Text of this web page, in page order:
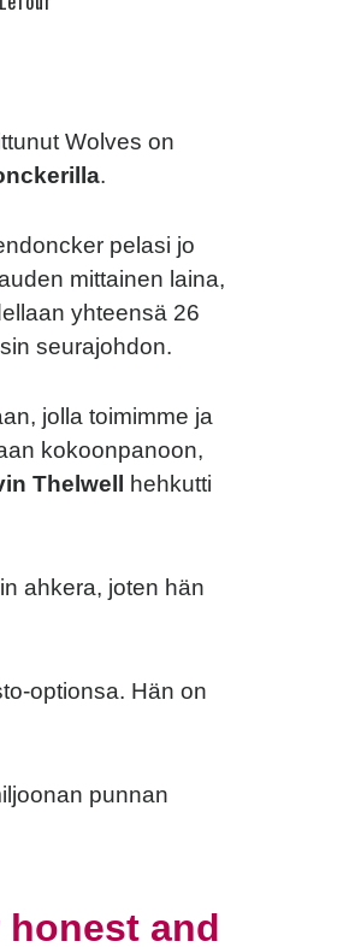
Wolves on
.
pelasi jo
mittainen laina,
yhteensä 26
seurajohdon.
jolla toimimme ja
kokoonpanoon,
Thelwell
hehkutti
ahkera, joten hän
optionsa. Hän on
punnan
honest and